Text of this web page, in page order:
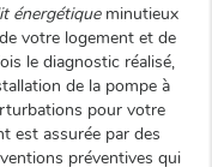
énergétiqueminutieux
votre logement et de
le diagnostic réalisé,
de la pompe à
pour votre
est assurée par des
préventives qui